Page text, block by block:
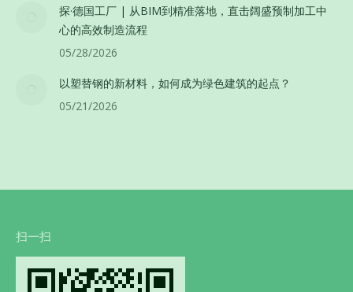
探·德国工厂 | 从BIM到精准落地，直击阔盛预制加工中
心的高效制造流程
05/28/2026
以塑替钢的新材料，如何成为绿色建筑的起点？
05/21/2026
扫一扫